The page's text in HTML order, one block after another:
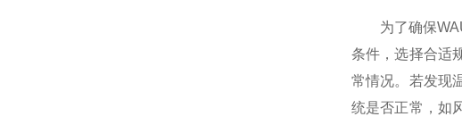
为了确保WAU
条件，选择合适
常情况。若发现
统是否正常，如